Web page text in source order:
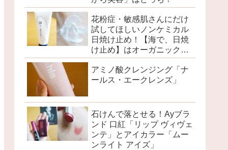
花粉症・敏感肌さんにだけ
試してほしいノンケミカル
日焼け止め！【海で、日焼
け止め】はオーガニックブ
ランドが本気でつくりまし
た
アミノ酸クレンジング「ナ
ールス・エークレンズ」
石けんで落とせる！Ayブラ
ンド 口紅「リップ ヴィヴェ
ンテ」とアイカラー「ムー
ンライト アイズ」